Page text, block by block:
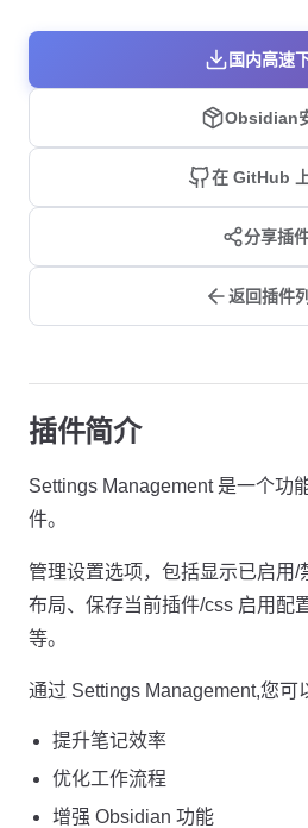
国内高速
Obsidian
在 GitHub
分享插
返回插件
插件简介
Settings Management 是一个功
件。
管理设置选项，包括显示已启用
布局、保存当前插件/css 启用配
等。
通过 Settings Management,您可
提升笔记效率
优化工作流程
增强 Obsidian 功能